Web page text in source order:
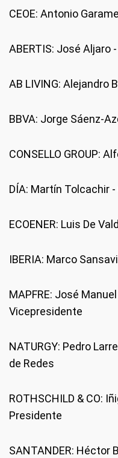
CEOE: Antonio
ABERTIS: José Aljaro -
AB LIVING: Alejandro
BBVA: Jorge Sáenz-
CONSELLO GROUP:
DÍA: Martín Tolcachir -
ECOENER: Luis De
IBERIA: Marco
MAPFRE: José
Vicepresidente
NATURGY: Pedro
de Redes
ROTHSCHILD & CO:
Presidente
SANTANDER: Héctor